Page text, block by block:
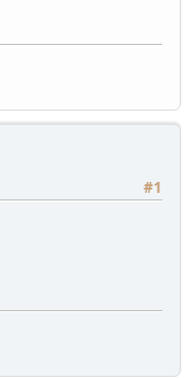
#1